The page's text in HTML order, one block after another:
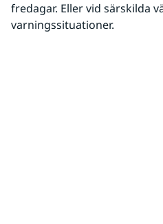
fredagar. Eller vid särskilda
varningssituationer.